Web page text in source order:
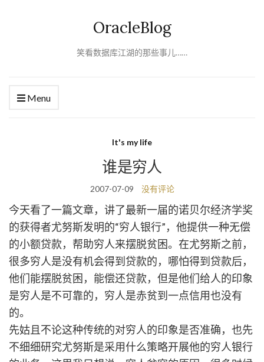
OracleBlog
笑看数据库江湖的那些事儿……
Menu
It's my life
谁是穷人
2007-07-09 没有评论
今天看了一篇文章，讲了最新一届的诺贝尔经济学奖
的获得者尤努斯发明的“穷人银行”，他提供一种无偿
的小额贷款，帮助穷人来摆脱贫困。在尤努斯之前，
很多穷人是没有机会得到贷款的，哪怕得到贷款后，
他们能摆脱贫困，能偿还贷款，但是他们给人的印象
是穷人是不可靠的，穷人是赤贫到一点信用也没有
的。
先姑且不论这种传统的对穷人的印象是否准确，也先
不细细研究尤努斯是采用什么策略开展他的穷人银行